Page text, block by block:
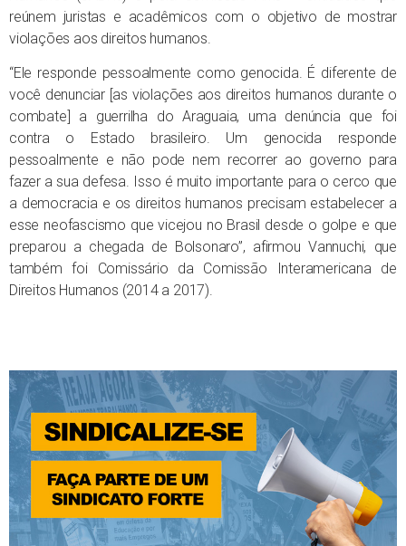
reúnem juristas e acadêmicos com o objetivo de mostrar
violações aos direitos humanos.
“Ele responde pessoalmente como genocida. É diferente de
você denunciar [as violações aos direitos humanos durante o
combate] a guerrilha do Araguaia, uma denúncia que foi
contra o Estado brasileiro. Um genocida responde
pessoalmente e não pode nem recorrer ao governo para
fazer a sua defesa. Isso é muito importante para o cerco que
a democracia e os direitos humanos precisam estabelecer a
esse neofascismo que vicejou no Brasil desde o golpe e que
preparou a chegada de Bolsonaro”, afirmou Vannuchi, que
também foi Comissário da Comissão Interamericana de
Direitos Humanos (2014 a 2017).